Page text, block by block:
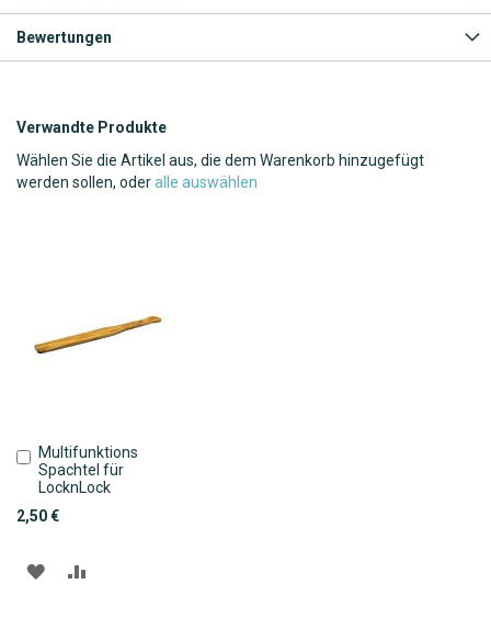
Bewertungen
Verwandte Produkte
Wählen Sie die Artikel aus, die dem Warenkorb hinzugefügt
werden sollen, oderalle auswählen
Multifunktions
Spachtel für
LocknLock
2,50 €
In
den
Warenkorb
ZUR